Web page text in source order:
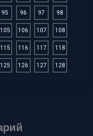
95 96 97
98
105 106 107
108
115 116 117
118
125 126 127 128